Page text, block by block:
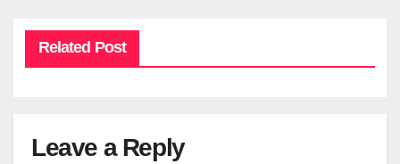
Related Post
Leave a Reply